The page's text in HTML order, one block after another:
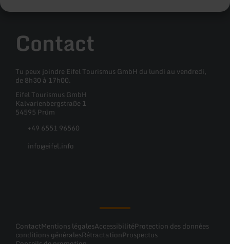
Contact
Tu peux joindre Eifel Tourismus GmbH du lundi au vendredi,
de 8h30 à 17h00.
Eifel Tourismus GmbH
Kalvarienbergstraße 1
54595 Prüm
+49 6551 96560
info@eifel.info
ContactMentions légalesAccessibilitéProtection des données
conditions généralesRétractationProspectus